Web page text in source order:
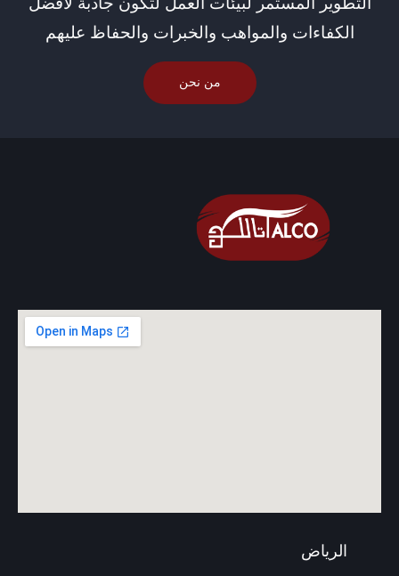
الكفاءات والمواهب والخبرات والحفاظ عليهم
من نحن
الرياض